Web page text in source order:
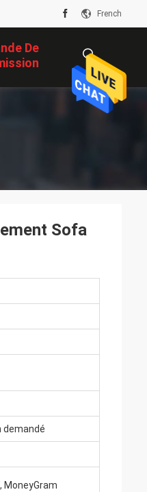
French
De
Sofa
demandé
MoneyGram